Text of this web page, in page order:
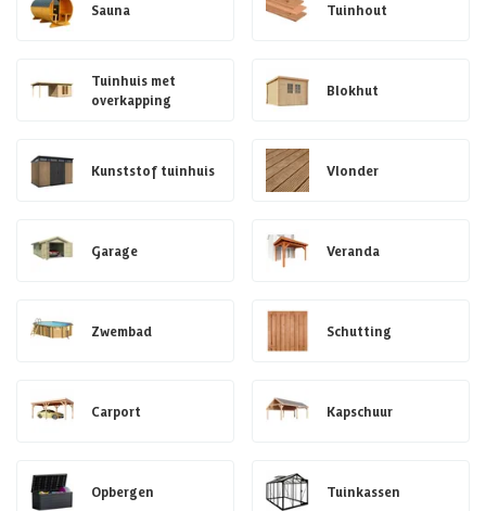
Sauna Tuinhout
Tuinhuis met
overkapping
Blokhut
Kunststof tuinhuis Vlonder
Garage Veranda
Zwembad Schutting
Carport Kapschuur
Opbergen Tuinkassen